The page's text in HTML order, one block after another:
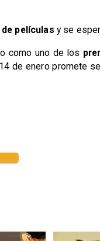
películas y se
como uno de los
de enero promete